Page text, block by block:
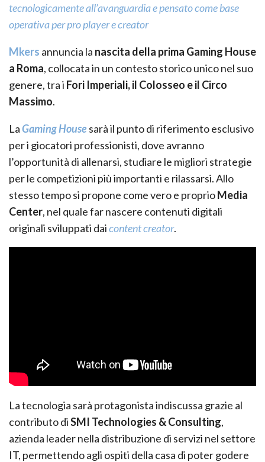
tecnologicamente all’avanguardia e pensato come base
operativa per pro player e creator
Mkers annuncia la nascita della prima Gaming House
a Roma, collocata in un contesto storico unico nel suo
genere, tra i Fori Imperiali, il Colosseo e il Circo
Massimo.
LaGaming Housesarà il punto di riferimento esclusivo
per i giocatori professionisti, dove avranno
l’opportunità di allenarsi, studiare le migliori strategie
per le competizioni più importanti e rilassarsi. Allo
stesso tempo si propone come vero e proprioMedia
Center, nel quale far nascere contenuti digitali
originali sviluppati daicontent creator.
La tecnologia sarà protagonista indiscussa grazie al
contributo diSMI Technologies & Consulting,
azienda leader nella distribuzione di servizi nel settore
IT, permettendo agli ospiti della casa di poter godere